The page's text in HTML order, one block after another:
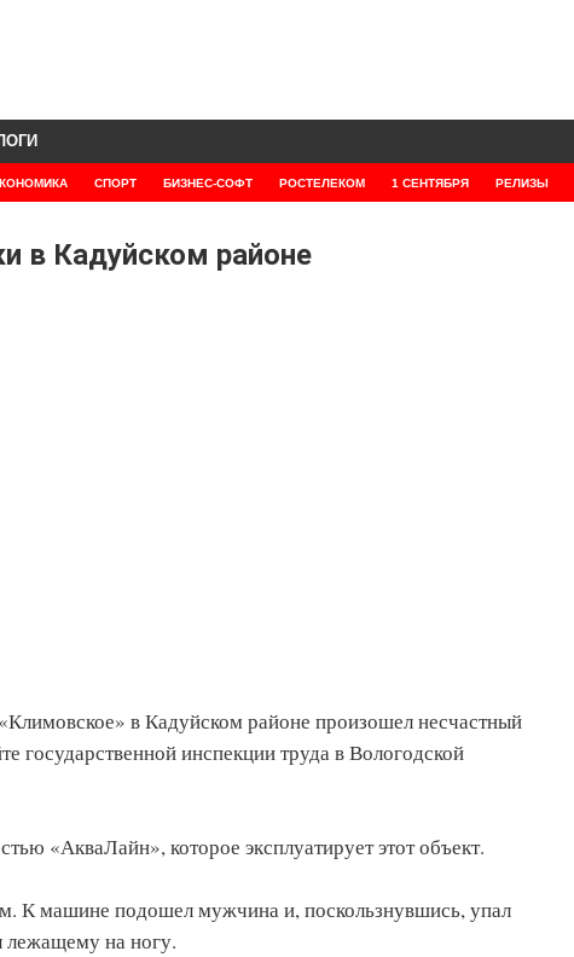
СПОРТ БИЗНЕС-СОФТ РОСТЕЛЕКОМ 1 СЕНТЯБРЯ РЕЛИЗЫ
в Кадуйском районе
в Кадуйском районе произошел несчастный
государственной инспекции труда в Вологодской
«АкваЛайн», которое эксплуатирует этот объект.
К машине подошел мужчина и, поскользнувшись, упал
лежащему на ногу.